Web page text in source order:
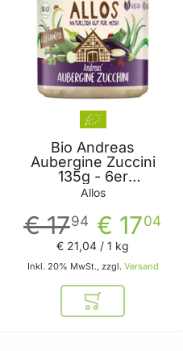
Bio Andreas
Aubergine Zuccini
135g - 6er
Vorteilspack von Allos
Allos
€ 1704
€ 1794
Inkl. 20% MwSt., zzgl. Versand
€ 21,04 / 1 kg
In den